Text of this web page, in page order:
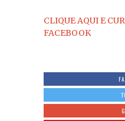
CLIQUE AQUI E
FACEBOOK